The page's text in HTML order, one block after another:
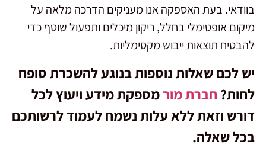
בוודאי. בעת האספקה אנו מעניקים הדרכה מלאה על
מיקום אופטימלי בחלל, ריקון מיכלים ותפעול שוטף כדי
להבטיח תוצאות ייבוש מקסימליות.
יש לכם שאלות נוספות בנוגע להשכרת סופח
לחות? חברת מורמספקת מידע ויעוץ לכל
דורש וזאת ללא עלות נשמח לעמוד לרשותכם
בכל שאלה.